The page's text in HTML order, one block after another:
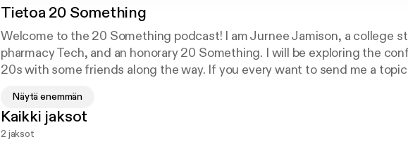
Tietoa 20 Something
Welcome to the 20 Something podcast! I am Jurnee Jamison, a college
pharmacy Tech, and an honorary 20 Something. I will be exploring the
20s with some friends along the way. If you every want to send me a topic
Näytä enemmän
Kaikki jaksot
2 jaksot